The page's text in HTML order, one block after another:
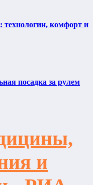
технологии, комфорт и
посадка за рулем
и